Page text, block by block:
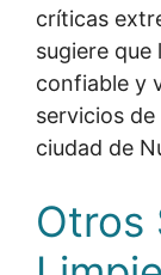
críticas
sugiere que
confiable y
servicios
ciudad de
Otros